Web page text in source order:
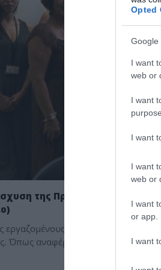
Opted
Google
I want
web or
I want
I want
I want
web or
I want
or app.
I want
της Πρωτοβάθμιας
εργαζομένους στην Τοπική Μονάδα
Όπως αναφέρει ο πρωθυπουργός